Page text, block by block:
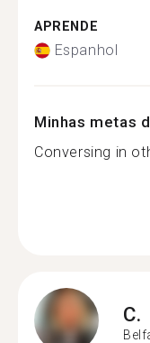
APRENDE
Espanhol
Minhas metas
Conversing in
C.